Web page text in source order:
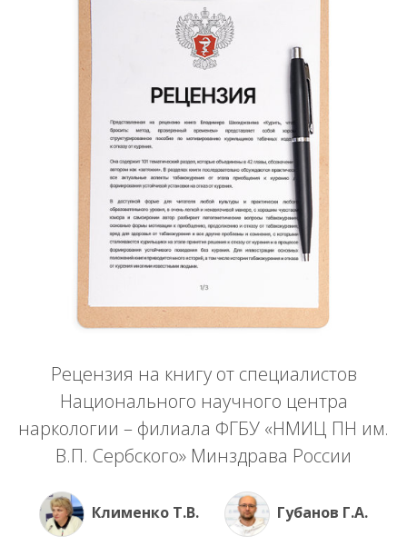
Рецензия на книгу от специалистов
Национального научного центра
наркологии – филиала ФГБУ «НМИЦ ПН им.
В.П. Сербского» Минздрава России
Клименко Т.В. Губанов Г.А.